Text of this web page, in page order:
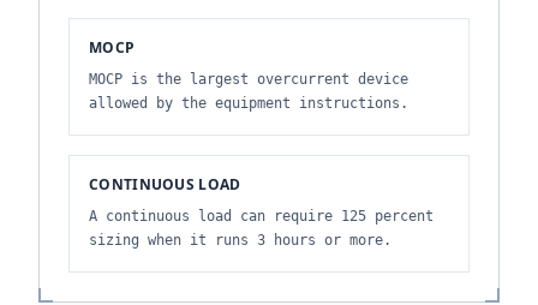
MOCP
MOCP is the largest overcurrent device
allowed by the equipment instructions.
CONTINUOUS LOAD
A continuous load can require 125 percent
sizing when it runs 3 hours or more.